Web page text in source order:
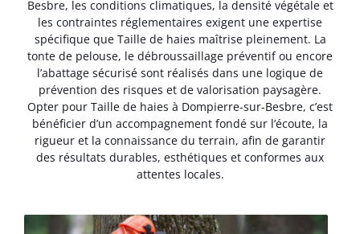
Besbre, les conditions climatiques, la densité végétale et
les contraintes réglementaires exigent une expertise
spécifique que Taille de haies maîtrise pleinement. La
tonte de pelouse, le débroussaillage préventif ou encore
l’abattage sécurisé sont réalisés dans une logique de
prévention des risques et de valorisation paysagère.
Opter pour Taille de haies à Dompierre-sur-Besbre, c’est
bénéficier d’un accompagnement fondé sur l’écoute, la
rigueur et la connaissance du terrain, afin de garantir
des résultats durables, esthétiques et conformes aux
attentes locales.